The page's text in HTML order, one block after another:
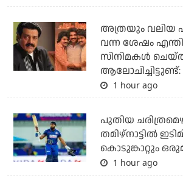
അത്രയും വലിയ
വന്ന ശേഷം
സിനിമകള്‍
1 hour ago
പുതിയ
തമിഴ്‌നാട്ടില്‍
കൊടുങ്കാറ്റും
1 hour ago